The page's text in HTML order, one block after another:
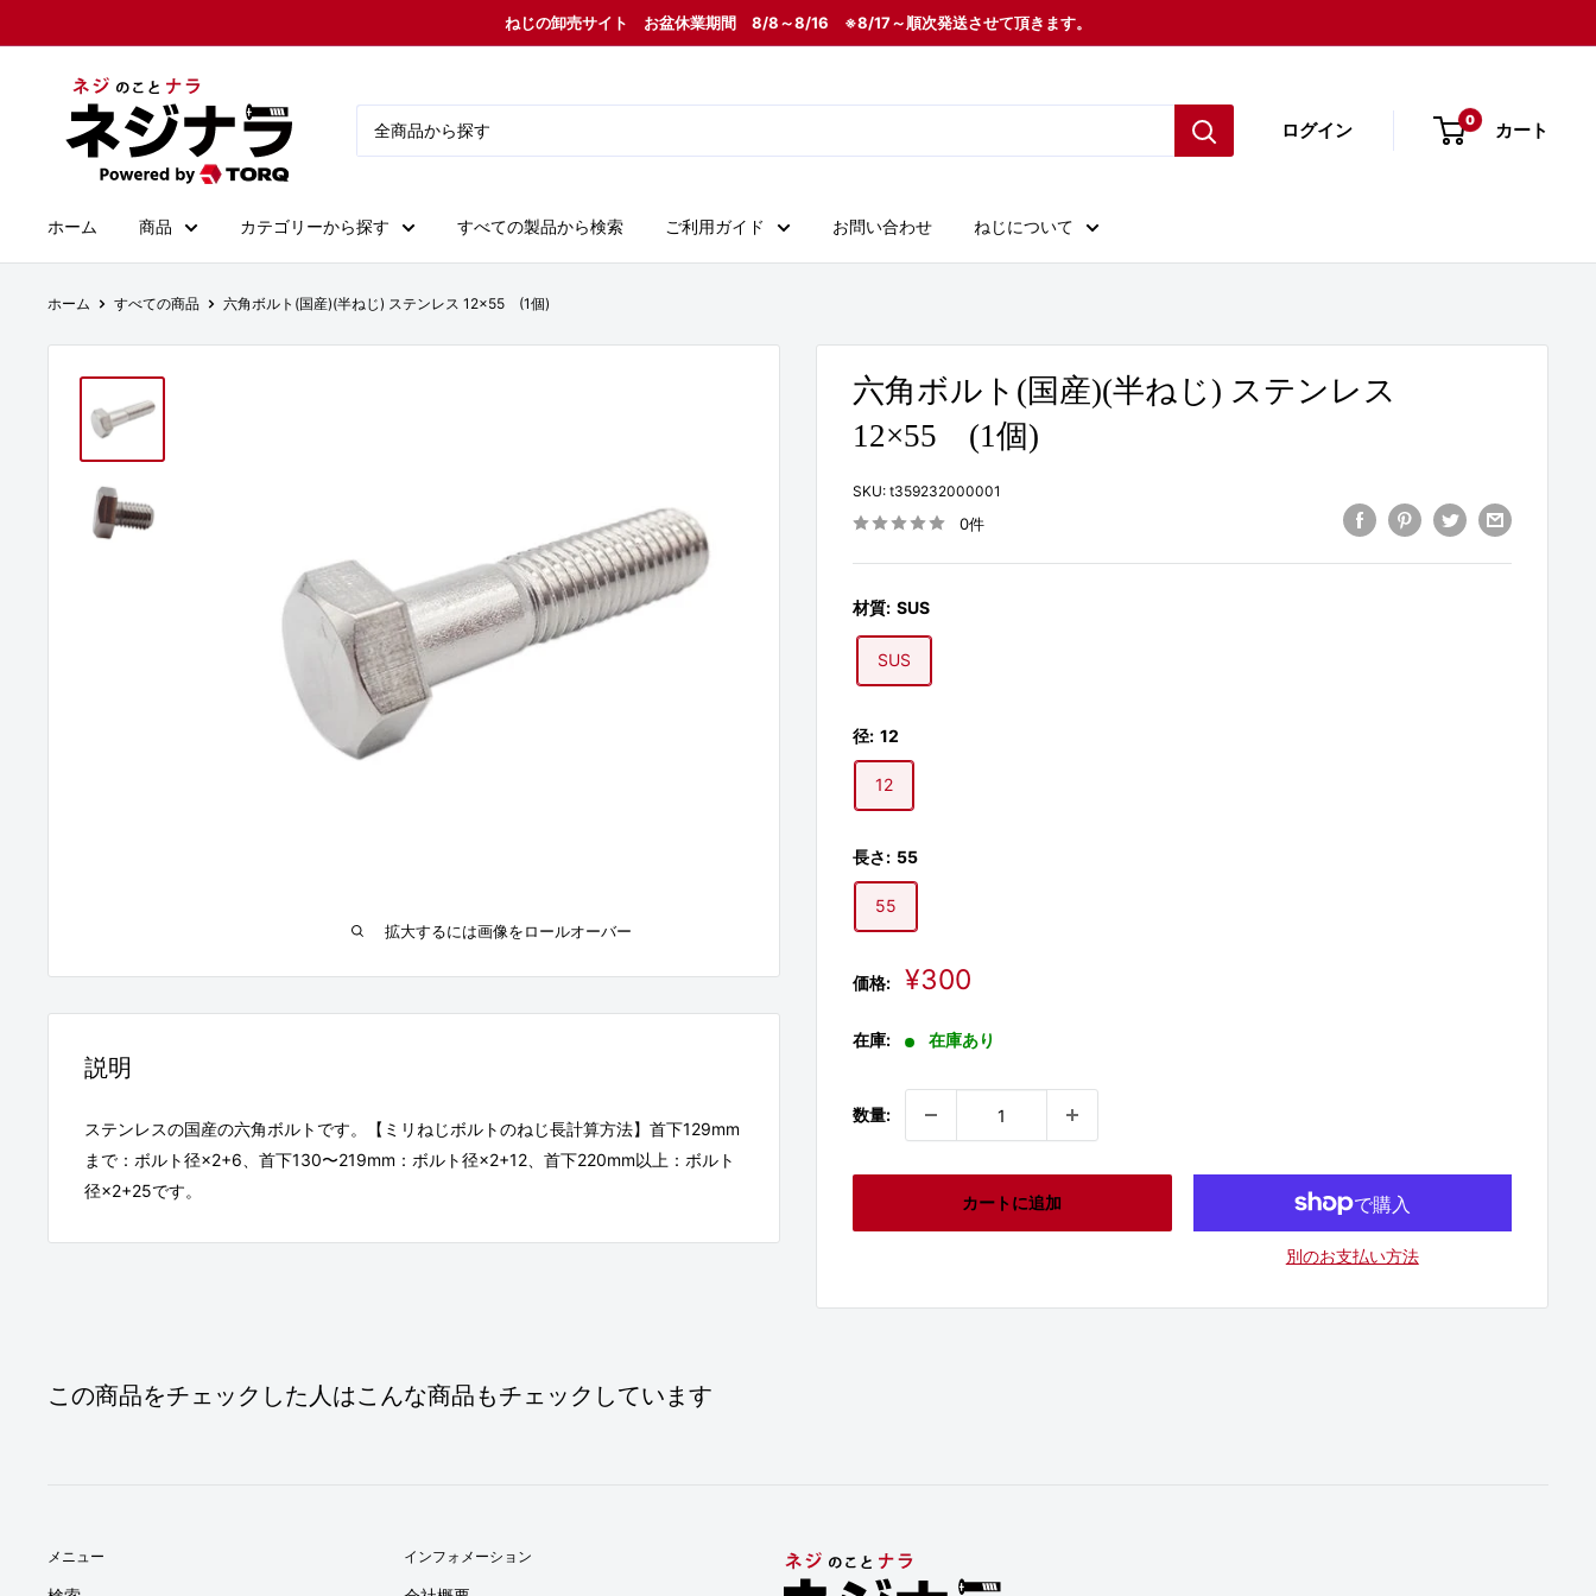
ン
ッ
ねじの卸売サイト お盆休業期間 8/8～8/16 ※8/17～順次発送させて頂きます。
ログイン 0 カート
ホーム 商品 カテゴリーから探す すべての製品から検索 ご利用ガイド お問い合わせ ねじについて
ホーム すべての商品 六角ボルト(国産)(半ねじ) ステンレス 12×55 (1個)
拡大するには画像をロールオーバー
六角ボルト(国産)(半ねじ) ステンレス
12×55 (1個)
SKU: t359232000001
0件
材質: SUS
SUS
径: 12
12
長さ: 55
55
価格:
販
価
¥300
在庫: 在庫あり
数量:
カートに追加
別のお支払い方法
説明
ステンレスの国産の六角ボルトです。【ミリねじボルトのねじ長計算方法】首下129mm
まで：ボルト径×2+6、首下130〜219mm：ボルト径×2+12、首下220mm以上：ボルト
径×2+25です。
この商品をチェックした人はこんな商品もチェックしています
メニュー インフォメーション